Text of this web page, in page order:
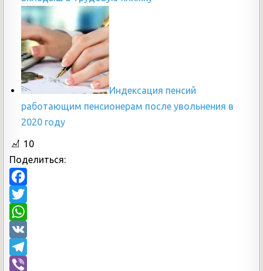
Индексация пенсий
работающим пенсионерам после увольнения в
2020 году
10
Поделиться:
F
a
c
e
b
T
w
i
t
W
h
a
V
K
T